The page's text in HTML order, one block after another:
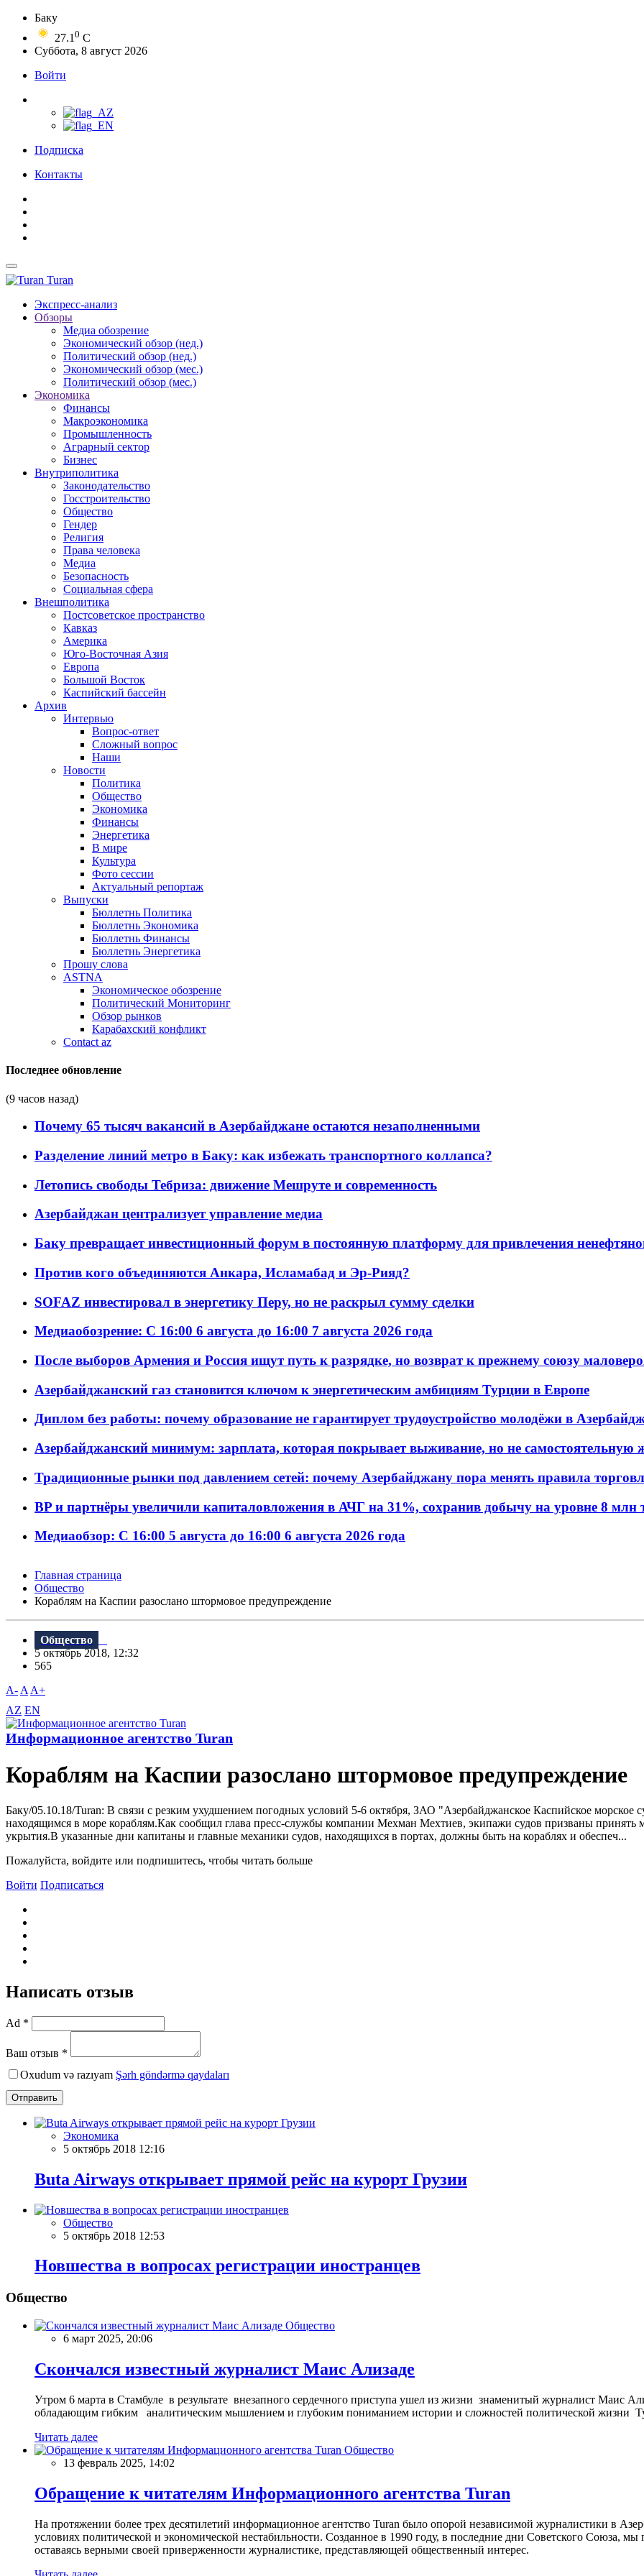
Баку
27.1 0 C
Суббота, 8 август 2026
Войти
Подписка
Контакты
Turan
Экспресс-анализ
Обзоры
Медиа обозрение
Экономический обзор (нед.)
Политический обзор (нед.)
Экономический обзор (мес.)
Политический обзор (мес.)
Экономика
Финансы
Макроэкономика
Промышленность
Аграрный сектор
Бизнес
Внутриполитика
Законодательство
Госстроительство
Общество
Гендер
Религия
Права человека
Медиа
Безопасность
Социальная сфера
Внешполитика
Постсоветское пространство
Кавказ
Америка
Юго-Восточная Азия
Европа
Большой Восток
Каспийский бассейн
Архив
Интервью
Вопрос-ответ
Сложный вопрос
Наши
Новости
Политика
Общество
Экономика
Финансы
Энергетика
В мире
Культура
Фото сессии
Актуальный репортаж
Выпуски
Бюллетнь Политика
Бюллетнь Экономика
Бюллетнь Финансы
Бюллетнь Энергетика
Прошу слова
ASTNA
Экономическое обозрение
Политический Мониторинг
Обзор рынков
Карабахский конфликт
Contact az
Последнее обновление
(9 часов назад)
Почему 65 тысяч вакансий в Азербайджане остаются незаполненными
Разделение линий метро в Баку: как избежать транспортного коллапса?
Летопись свободы Тебриза: движение Мешруте и современность
Азербайджан централизует управление медиа
Баку превращает инвестиционный форум в постоянную платформу для привлечения
Против кого объединяются Анкара, Исламабад и Эр-Рияд?
SOFAZ инвестировал в энергетику Перу, но не раскрыл сумму сделки
Медиаобозрение: С 16:00 6 августа до 16:00 7 августа 2026 года
После выборов Армения и Россия ищут путь к разрядке, но возврат к прежнему союзу
Азербайджанский газ становится ключом к энергетическим амбициям Турции в Европе
Диплом без работы: почему образование не гарантирует трудоустройство молодёжи в
Азербайджанский минимум: зарплата, которая покрывает выживание, но не самостоятельную
Традиционные рынки под давлением сетей: почему Азербайджану пора менять правила
BP и партнёры увеличили капиталовложения в АЧГ на 31%, сохранив добычу на уровне 8 млн
Медиаобзор: С 16:00 5 августа до 16:00 6 августа 2026 года
Главная страница
Общество
Кораблям на Каспии разослано штормовое предупреждение
Общество
5 октябрь 2018, 12:32
565
A- A A+
AZ EN
Информационное агентство Turan
Кораблям на Каспии разослано штормовое предупреждение
Баку/05.10.18/Turan: B связи с резким ухудшением погодных условий 5-6 октября, ЗАО "Азербайджанское Каспийское морское
находящимся в море кораблям.Как сообщил глава пресс-службы компании Мехман Мехтиев, экипажи судов призваны принять
укрытия.B указанные дни капитаны и главные механики судов, находящихся в портах, должны быть на кораблях и обеспеч...
Пожалуйста, войдите или подпишитесь, чтобы читать больше
Войти Подписаться
Написать отзыв
Ad *
Ваш отзыв *
Oxudum və razıyam Şərh göndərmə qaydaları
Отправить
Экономика
5 октябрь 2018 12:16
Buta Airways открывает прямой рейс на курорт Грузии
Общество
5 октябрь 2018 12:53
Новшества в вопросах регистрации иностранцев
Общество
Общество
6 март 2025, 20:06
Скончался известный журналист Маис Ализаде
Утром 6 марта в Стамбуле в результате внезапного сердечного приступа ушел из жизни знаменитый журналист Маис
обладающим гибким аналитическим мышлением и глубоким пониманием истории и сложностей политической жизни
Читать далее
Общество
13 февраль 2025, 14:02
Обращение к читателям Информационного агентства Turan
На протяжении более трех десятилетий информационное агентство Turan было опорой независимой журналистики в
условиях политической и экономической нестабильности. Созданное в 1990 году, в последние дни Советского Союза,
оставаясь верными своей приверженности журналистике, представляющей общественный интерес.